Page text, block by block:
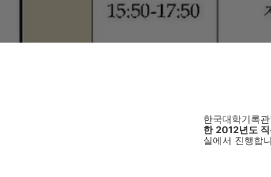
한국대학기록
한 2012년도
실에서 진행합